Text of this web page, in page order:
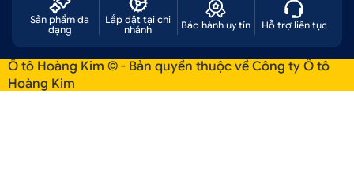
khách hàng có thể thực hiện theo 1 trong 3 cách
sau:
CÁCH 1: ĐẶT HÀNG QUA SỐ HOTLINE: 0707
228 338
Sản phẩm đa
dạng
Lắp đặt tại chi
nhánh
Bảo hành uy tín Hỗ trợ liên tục
Ô tô Hoàng Kim © - Bản quyền thuộc về Công ty Ô tô
Hoàng Kim